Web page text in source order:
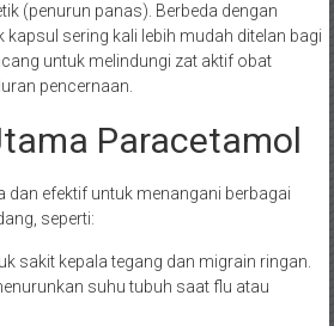
(penurun panas). Berbeda dengan
kapsul sering kali lebih mudah ditelan bagi
untuk melindungi zat aktif obat
pencernaan.
Paracetamol
dan efektif untuk menangani berbagai
seperti:
sakit kepala tegang dan migrain ringan.
suhu tubuh saat flu atau